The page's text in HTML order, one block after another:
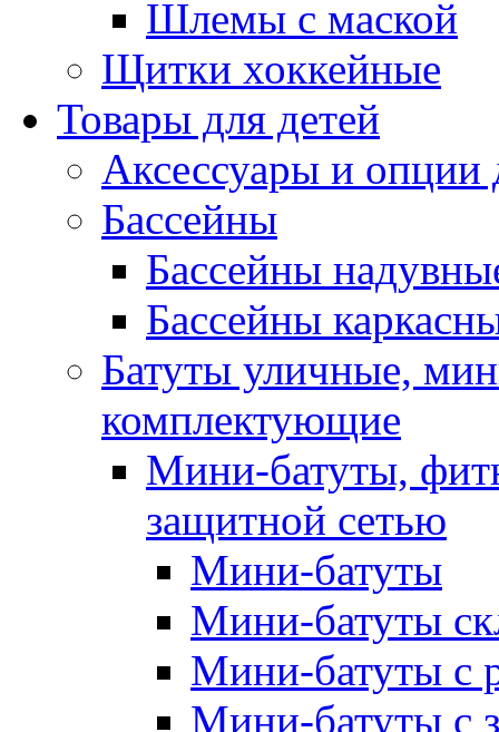
Шлемы с маской
Щитки хоккейные
Товары для детей
Аксессуары и опции
Бассейны
Бассейны
Бассейны
Батуты уличные,
комплектующие
Мини-батуты,
защитной сетью
Мини-батуты
Мини-батуты
Мини-батуты с
Мини-батуты с